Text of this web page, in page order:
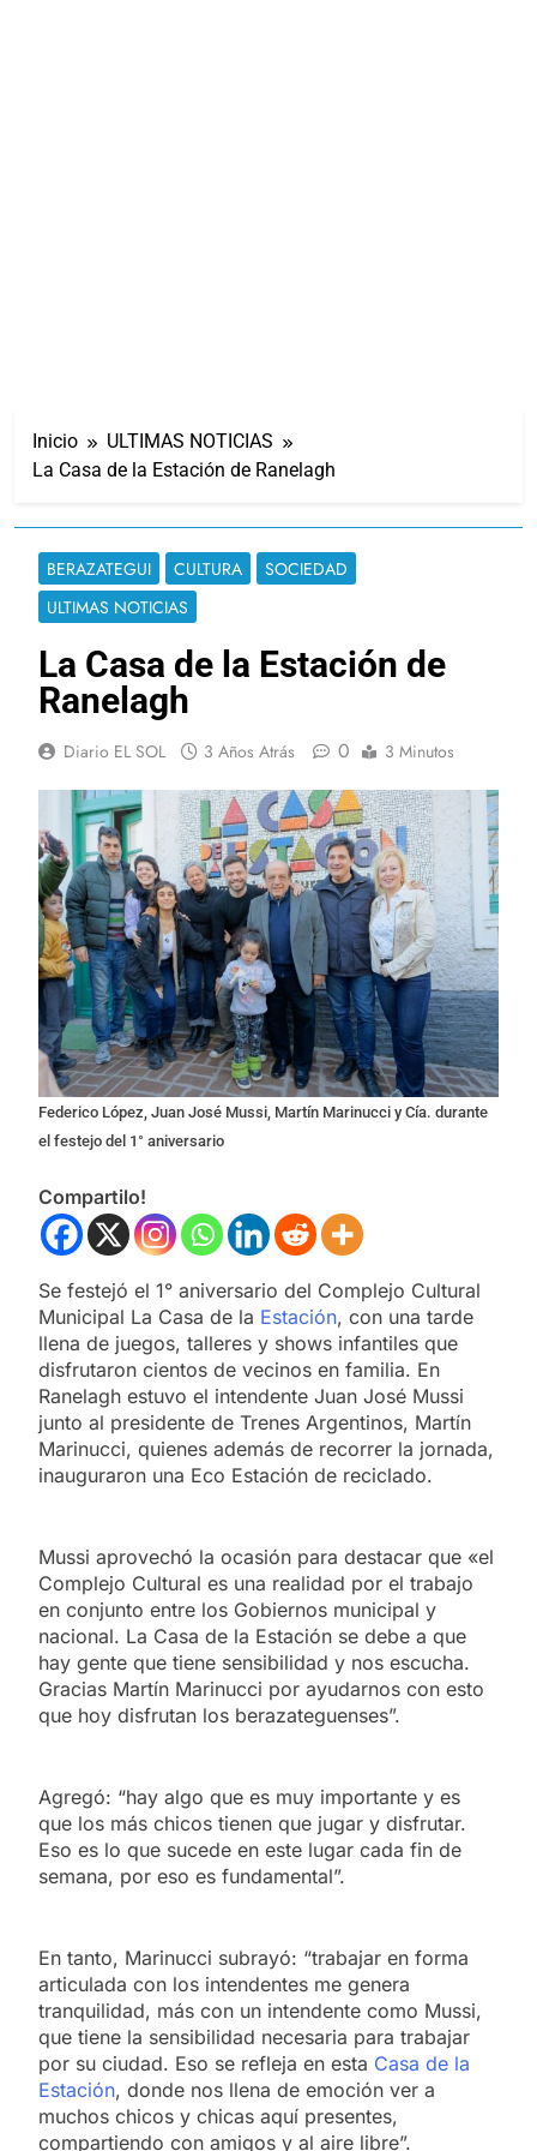
Inicio
ULTIMAS NOTICIAS
La Casa de la Estación de Ranelagh
BERAZATEGUI CULTURA
SOCIEDAD
ULTIMAS NOTICIAS
La Casa de la Estación de
Ranelagh
Diario EL SOL 3 Años Atrás 0 3 Minutos
Federico López, Juan José Mussi, Martín Marinucci y Cía. durante
el festejo del 1° aniversario
Compartilo!
Se festejó el 1° aniversario del Complejo Cultural
Municipal La Casa de la Estación, con una tarde
llena de juegos, talleres y shows infantiles que
disfrutaron cientos de vecinos en familia. En
Ranelagh estuvo el intendente Juan José Mussi
junto al presidente de Trenes Argentinos, Martín
Marinucci, quienes además de recorrer la jornada,
inauguraron una Eco Estación de reciclado.
Mussi aprovechó la ocasión para destacar que «el
Complejo Cultural es una realidad por el trabajo
en conjunto entre los Gobiernos municipal y
nacional. La Casa de la Estación se debe a que
hay gente que tiene sensibilidad y nos escucha.
Gracias Martín Marinucci por ayudarnos con esto
que hoy disfrutan los berazateguenses”.
Agregó: “hay algo que es muy importante y es
que los más chicos tienen que jugar y disfrutar.
Eso es lo que sucede en este lugar cada fin de
semana, por eso es fundamental”.
En tanto, Marinucci subrayó: “trabajar en forma
articulada con los intendentes me genera
tranquilidad, más con un intendente como Mussi,
que tiene la sensibilidad necesaria para trabajar
por su ciudad. Eso se refleja en esta Casa de la
Estación, donde nos llena de emoción ver a
muchos chicos y chicas aquí presentes,
compartiendo con amigos y al aire libre”.